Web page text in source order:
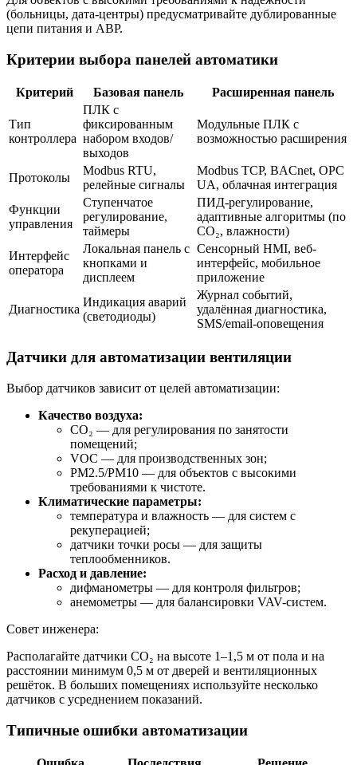
(больницы, дата-центры) предусматривайте дублированные
цепи питания и АВР.
Критерии выбора панелей автоматики
Критерий Базовая панель Расширенная панель
Тип
контроллера
ПЛК с
фиксированным
набором входов/
выходов
Модульные ПЛК с
возможностью расширения
Протоколы
Modbus RTU,
релейные сигналы
Modbus TCP, BACnet, OPC
UA, облачная интеграция
Функции
управления
Ступенчатое
регулирование,
таймеры
ПИД-регулирование,
адаптивные алгоритмы (по
CO₂, влажности)
Интерфейс
оператора
Локальная панель с
кнопками и
дисплеем
Сенсорный HMI, веб-
интерфейс, мобильное
приложение
Диагностика
Индикация аварий
(светодиоды)
Журнал событий,
удалённая диагностика,
SMS/email-оповещения
Датчики для автоматизации вентиляции
Выбор датчиков зависит от целей автоматизации:
Качество воздуха:
CO₂ — для регулирования по занятости
помещений;
VOC — для производственных зон;
PM2.5/PM10 — для объектов с высокими
требованиями к чистоте.
Климатические параметры:
температура и влажность — для систем с
рекуперацией;
датчики точки росы — для защиты
теплообменников.
Расход и давление:
дифманометры — для контроля фильтров;
анемометры — для балансировки VAV-систем.
Совет инженера:
Располагайте датчики CO₂ на высоте 1–1,5 м от пола и на
расстоянии минимум 0,5 м от дверей и вентиляционных
решёток. В больших помещениях используйте несколько
датчиков с усреднением показаний.
Типичные ошибки автоматизации